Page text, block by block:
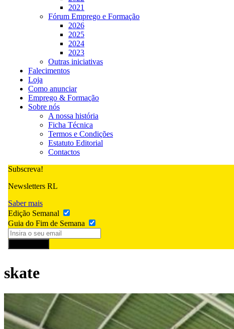
2021
Fórum Emprego e Formação
2026
2025
2024
2023
Outras iniciativas
Falecimentos
Loja
Como anunciar
Emprego & Formação
Sobre nós
A nossa história
Ficha Técnica
Termos e Condições
Estatuto Editorial
Contactos
Subscreva!
Newsletters RL
Saber mais
Edição Semanal
Guia do Fim de Semana
skate